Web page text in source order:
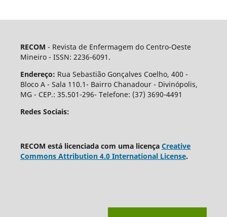
RECOM - Revista de Enfermagem do Centro-Oeste
Mineiro - ISSN: 2236-6091.
Endereço: Rua Sebastião Gonçalves Coelho, 400 -
Bloco A - Sala 110.1- Bairro Chanadour - Divinópolis,
MG - CEP.: 35.501-296- Telefone: (37) 3690-4491
Redes Sociais:
RECOM está licenciada com uma licença Creative
Commons Attribution 4.0 International License.